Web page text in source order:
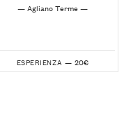
— Agliano Terme —
ESPERIENZA — 20€